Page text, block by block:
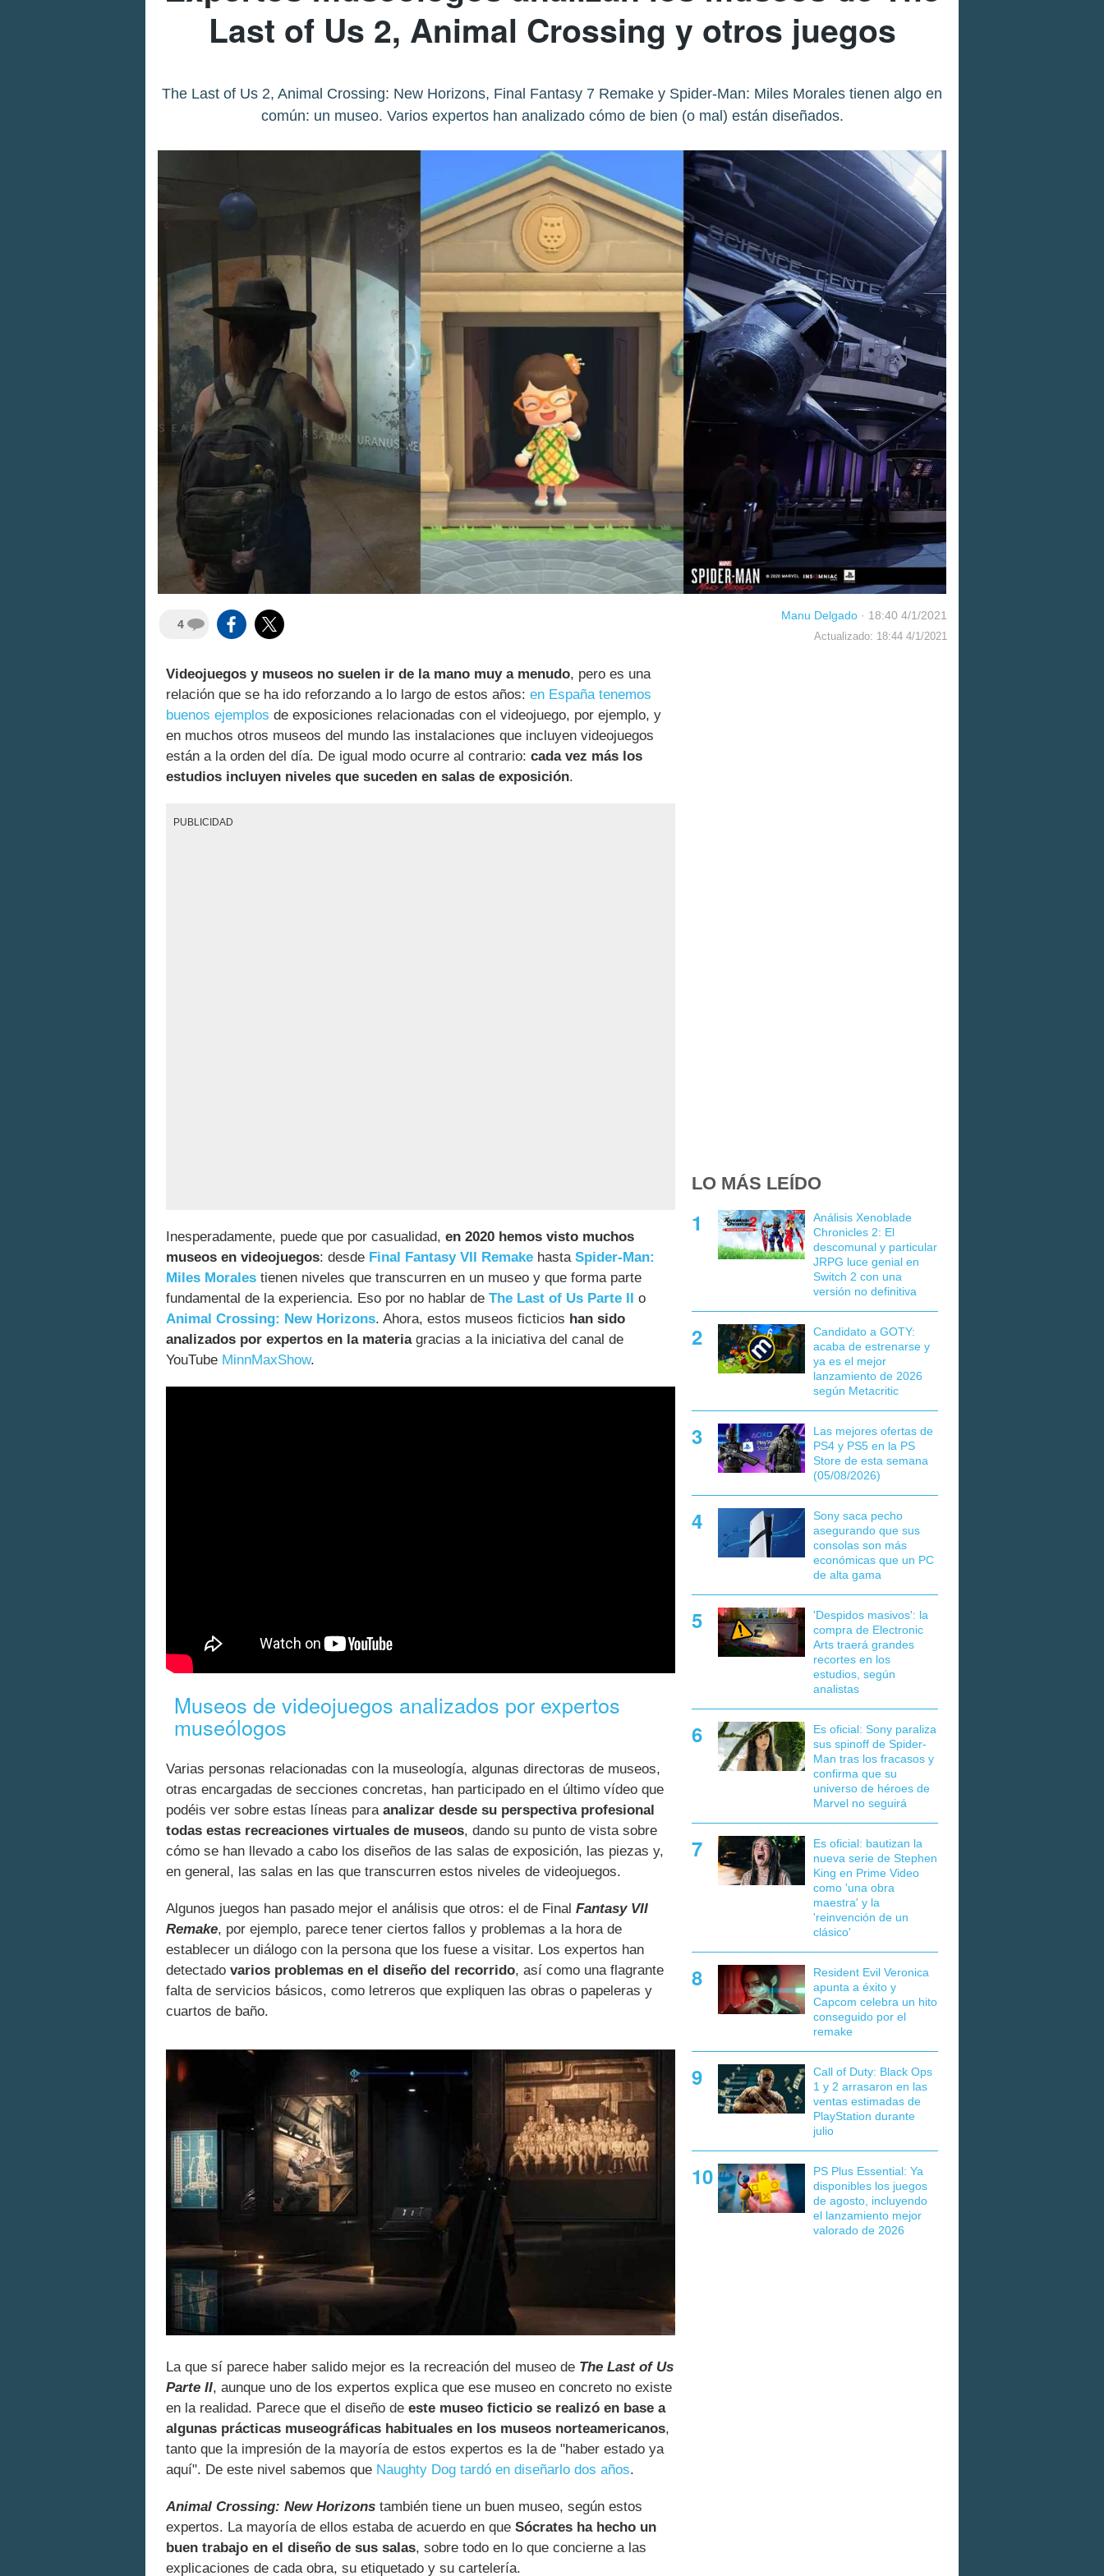
Last of Us 2, Animal Crossing y otros juegos
The Last of Us 2, Animal Crossing: New Horizons, Final Fantasy 7 Remake y Spider-Man: Miles Morales tienen algo en
común: un museo. Varios expertos han analizado cómo de bien (o mal) están diseñados.
4
Manu Delgado · 18:40 4/1/2021
Actualizado: 18:44 4/1/2021
Videojuegos y museos no suelen ir de la mano muy a menudo, pero es una
relación que se ha ido reforzando a lo largo de estos años: en España tenemos
buenos ejemplos de exposiciones relacionadas con el videojuego, por ejemplo, y
en muchos otros museos del mundo las instalaciones que incluyen videojuegos
están a la orden del día. De igual modo ocurre al contrario: cada vez más los
estudios incluyen niveles que suceden en salas de exposición.
PUBLICIDAD
Inesperadamente, puede que por casualidad, en 2020 hemos visto muchos
museos en videojuegos: desde Final Fantasy VII Remake hasta Spider-Man:
Miles Morales tienen niveles que transcurren en un museo y que forma parte
fundamental de la experiencia. Eso por no hablar de The Last of Us Parte II
o
Animal Crossing: New Horizons. Ahora, estos museos ficticios han sido
analizados por expertos en la materiagracias a la iniciativa del canal de
YouTube MinnMaxShow.
Museos de videojuegos analizados por expertos
museólogos
Varias personas relacionadas con la museología, algunas directoras de museos,
otras encargadas de secciones concretas, han participado en el último vídeo que
podéis ver sobre estas líneas para analizar desde su perspectiva profesional
todas estas recreaciones virtuales de museos, dando su punto de vista sobre
cómo se han llevado a cabo los diseños de las salas de exposición, las piezas y,
en general, las salas en las que transcurren estos niveles de videojuegos.
Algunos juegos han pasado mejor el análisis que otros: el de Final Fantasy VII
Remake, por ejemplo, parece tener ciertos fallos y problemas a la hora de
establecer un diálogo con la persona que los fuese a visitar. Los expertos han
detectado varios problemas en el diseño del recorrido, así como una flagrante
falta de servicios básicos, como letreros que expliquen las obras o papeleras y
cuartos de baño.
La que sí parece haber salido mejor es la recreación del museo de The Last of Us
Parte II, aunque uno de los expertos explica que ese museo en concreto no existe
en la realidad. Parece que el diseño de este museo ficticio se realizó en base a
algunas prácticas museográficas habituales en los museos norteamericanos,
tanto que la impresión de la mayoría de estos expertos es la de "haber estado ya
aquí". De este nivel sabemos que Naughty Dog tardó en diseñarlo dos años.
Animal Crossing: New Horizons también tiene un buen museo, según estos
expertos. La mayoría de ellos estaba de acuerdo en que Sócrates ha hecho un
buen trabajo en el diseño de sus salas, sobre todo en lo que concierne a las
explicaciones de cada obra, su etiquetado y su cartelería.
LO MÁS LEÍDO
Análisis Xenoblade
Chronicles 2: El
descomunal y particular
JRPG luce genial en
Switch 2 con una
versión no definitiva
Candidato a GOTY:
acaba de estrenarse y
ya es el mejor
lanzamiento de 2026
según Metacritic
Las mejores ofertas de
PS4 y PS5 en la PS
Store de esta semana
(05/08/2026)
Sony saca pecho
asegurando que sus
consolas son más
económicas que un PC
de alta gama
'Despidos masivos': la
compra de Electronic
Arts traerá grandes
recortes en los
estudios, según
analistas
Es oficial: Sony paraliza
sus spinoff de Spider-
Man tras los fracasos y
confirma que su
universo de héroes de
Marvel no seguirá
Es oficial: bautizan la
nueva serie de Stephen
King en Prime Video
como 'una obra
maestra' y la
'reinvención de un
clásico'
Resident Evil Veronica
apunta a éxito y
Capcom celebra un hito
conseguido por el
remake
Call of Duty: Black Ops
1 y 2 arrasaron en las
ventas estimadas de
PlayStation durante
julio
PS Plus Essential: Ya
disponibles los juegos
de agosto, incluyendo
el lanzamiento mejor
valorado de 2026